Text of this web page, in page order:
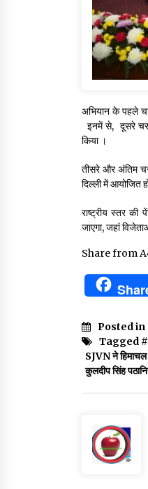
अभियान के पहले
इनमें से, दूसरे चरण
किया ।
तीसरे और अंतिम
दिल्ली में आयोजित
राष्ट्रीय स्तर की
जाएगा, जहां
Share from
Posted in
Tagged #
SJVN ने हिमाचल
कुलदीप सिंह